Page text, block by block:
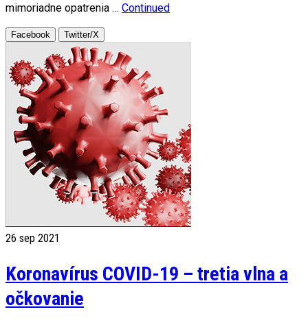
mimoriadne opatrenia … Continued
Facebook Twitter/X
26 sep 2021
Koronavírus COVID-19 – tretia vlna a
očkovanie